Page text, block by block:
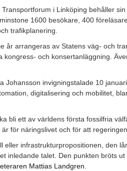
i Linköping behåller
1600 besökare, 400
trafikplanering.
år arrangeras av Statens väg- och
kongress- och konsertanläggning.
Johansson invigningstalade 10
digitalisering och mobilitet,
bli ett av världens första fossilfria
för näringslivet och för att
eller infrastrukturpropositionen, den
inledande talet. Den punkten bröts
Mattias Landgren.